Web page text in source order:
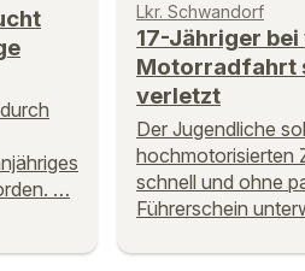
…
Lkr. Schwandorf
17-Jähriger
Motorradfahrt
verletzt
Der Jugendliche
hochmotorisierten
schnell und ohne
Führerschein